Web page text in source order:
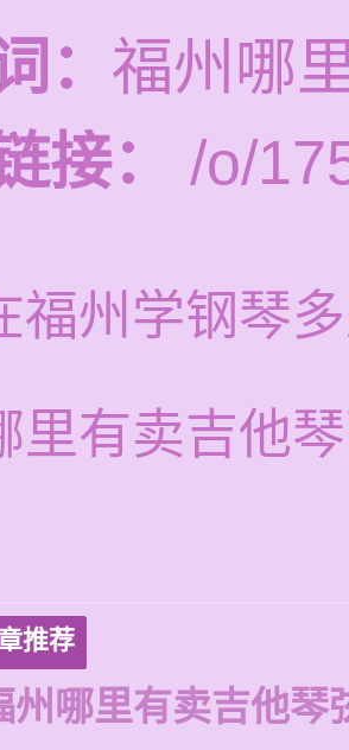
： 福州哪
接：
/o/
福州学钢琴
里有卖吉他
推荐
州哪里有卖吉他琴